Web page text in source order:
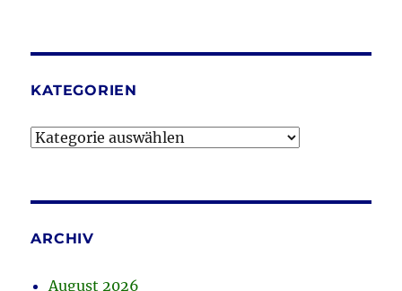
KATEGORIEN
Kategorien
ARCHIV
August 2026